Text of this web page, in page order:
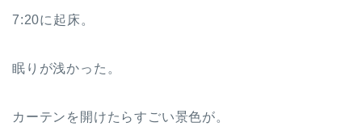
7:20に起床。
眠りが浅かった。
カーテンを開けたらすごい景色が。